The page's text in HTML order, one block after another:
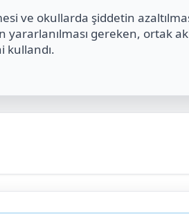
ve okullarda şiddetin
gereken, ortak
kullandı.